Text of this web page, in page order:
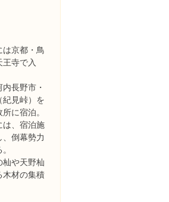
京都・鳥
寺で入
長野市・
見峠）を
に宿泊。
は、宿泊施
倒幕勢力
や天野杣
木材の集積